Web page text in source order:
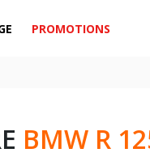
PROMOTIONS
BMW R